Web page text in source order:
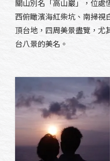
關山別名「高山巖」，位處
西俯瞰濱海紅柴坑、南掃視
頂台地，四周美景盡覽，尤
台八景的美名。